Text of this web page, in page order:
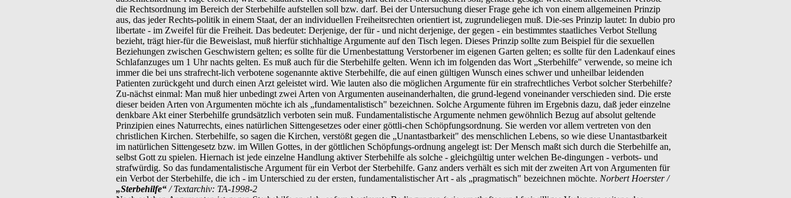
die Rechtsordnung im Bereich der Sterbehilfe aufstellen soll bzw. darf. Bei der Untersuchung dieser Frage gehe ich von einem allgemeinen Prinzip
aus, das jeder Rechts-politik in einem Staat, der an individuellen Freiheitsrechten orientiert ist, zugrundeliegen muß. Die-ses Prinzip lautet: In dubio pro
libertate - im Zweifel für die Freiheit. Das bedeutet: Derjenige, der für - und nicht derjenige, der gegen - ein bestimmtes staatliches Verbot Stellung
bezieht, trägt hier-für die Beweislast, muß hierfür stichhaltige Argumente auf den Tisch legen. Dieses Prinzip sollte zum Beispiel für die sexuellen
Beziehungen zwischen Geschwistern gelten; es sollte für die Urnenbestattung Verstorbener im eigenen Garten gelten; es sollte für den Ladenkauf eines
Schlafanzuges um 1 Uhr nachts gelten. Es muß auch für die Sterbehilfe gelten. Wenn ich im folgenden das Wort „Sterbehilfe" verwende, so meine ich
immer die bei uns strafrecht-lich verbotene sogenannte aktive Sterbehilfe, die auf einen gültigen Wunsch eines schwer und unheilbar leidenden
Patienten zurückgeht und durch einen Arzt geleistet wird. Wie lauten also die möglichen Argumente für ein strafrechtliches Verbot solcher Sterbehilfe?
Zu-nächst einmal: Man muß hier unbedingt zwei Arten von Argumenten auseinanderhalten, die grund-legend voneinander verschieden sind. Die erste
dieser beiden Arten von Argumenten möchte ich als „fundamentalistisch" bezeichnen. Solche Argumente führen im Ergebnis dazu, daß jeder einzelne
denkbare Akt einer Sterbehilfe grundsätzlich verboten sein muß. Fundamentalistische Argumente nehmen gewöhnlich Bezug auf absolut geltende
Prinzipien eines Naturrechts, eines natürlichen Sittengesetzes oder einer göttli-chen Schöpfungsordnung. Sie werden vor allem vertreten von den
christlichen Kirchen. Sterbehilfe, so sagen die Kirchen, verstößt gegen die „Unantastbarkeit" des menschlichen Lebens, so wie diese Unantastbarkeit
im natürlichen Sittengesetz bzw. im Willen Gottes, in der göttlichen Schöpfungs-ordnung angelegt ist: Der Mensch maßt sich durch die Sterbehilfe an,
selbst Gott zu spielen. Hiernach ist jede einzelne Handlung aktiver Sterbehilfe als solche - gleichgültig unter welchen Be-dingungen - verbots- und
strafwürdig. So das fundamentalistische Argument für ein Verbot der Sterbehilfe. Ganz anders verhält es sich mit der zweiten Art von Argumenten für
ein Verbot der Sterbehilfe, die ich - im Unterschied zu der ersten, fundamentalistischer Art - als „pragmatisch" bezeichnen möchte. Norbert Hoerster /
„Sterbehilfe“ / Textarchiv: TA-1998-2